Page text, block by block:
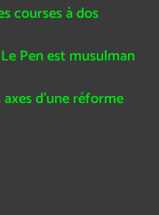
courses à dos
Pen est musulman
d’une réforme